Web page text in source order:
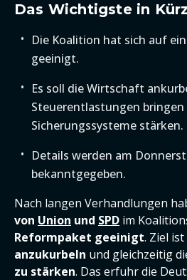
Das Wichtigste in
Die Koalition hat sich auf
geeinigt.
Es soll die Wirtschaft
Steuerentlastungen bringen
Sicherungssysteme stärken.
Details werden am
bekanntgegeben.
Nach langen Verhandlungen
von Union und SPD im
Reformpaket geeinigt. Ziel ist
anzukurbeln und gleichzeitig
zu stärken. Das erfuhr die